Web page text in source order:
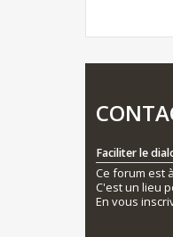
Faciliter le
Ce forum est
C'est un lieu
En vous